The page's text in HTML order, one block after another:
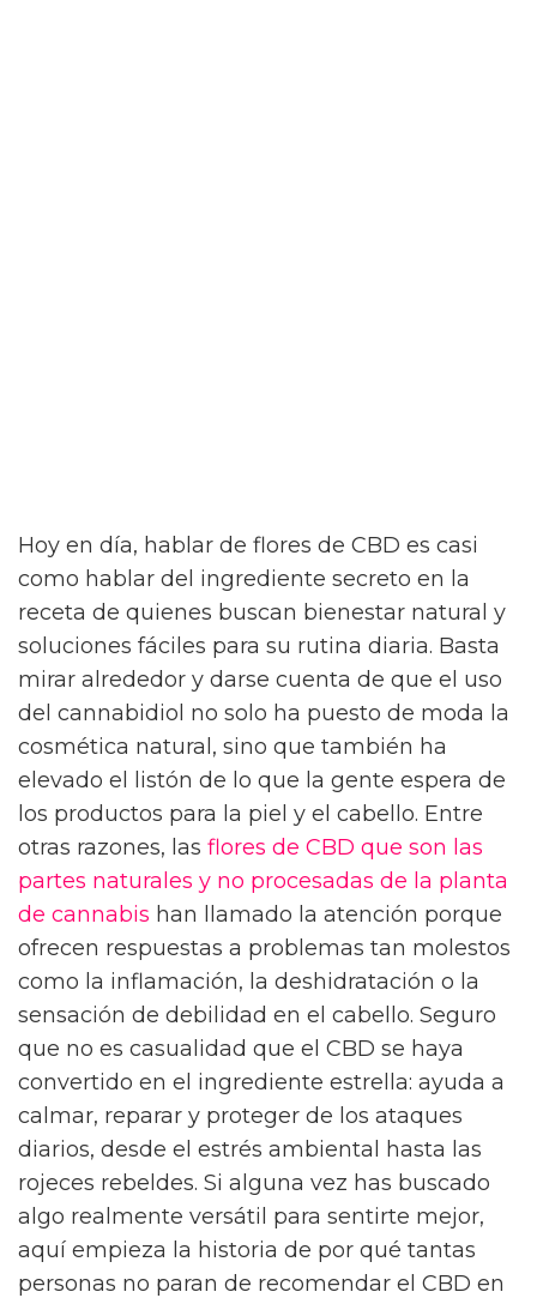
Hoy en día, hablar de flores de CBD es casi
como hablar del ingrediente secreto en la
receta de quienes buscan bienestar natural y
soluciones fáciles para su rutina diaria. Basta
mirar alrededor y darse cuenta de que el uso
del cannabidiol no solo ha puesto de moda la
cosmética natural, sino que también ha
elevado el listón de lo que la gente espera de
los productos para la piel y el cabello. Entre
otras razones, las flores de CBD que son las
partes naturales y no procesadas de la planta
de cannabis han llamado la atención porque
ofrecen respuestas a problemas tan molestos
como la inflamación, la deshidratación o la
sensación de debilidad en el cabello. Seguro
que no es casualidad que el CBD se haya
convertido en el ingrediente estrella: ayuda a
calmar, reparar y proteger de los ataques
diarios, desde el estrés ambiental hasta las
rojeces rebeldes. Si alguna vez has buscado
algo realmente versátil para sentirte mejor,
aquí empieza la historia de por qué tantas
personas no paran de recomendar el CBD en